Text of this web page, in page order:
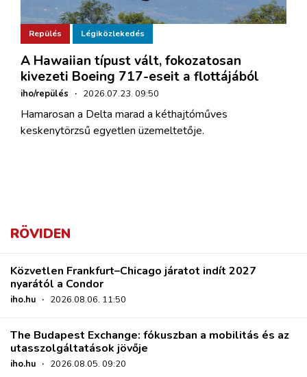
Repülés Légiközlekedés
A Hawaiian típust vált, fokozatosan
kivezeti Boeing 717-eseit a flottájából
iho/repülés · 2026.07.23. 09:50
Hamarosan a Delta marad a kéthajtóműves
keskenytörzsű egyetlen üzemeltetője.
RÖVIDEN
Közvetlen Frankfurt–Chicago járatot indít 2027
nyarától a Condor
iho.hu · 2026.08.06. 11:50
The Budapest Exchange: fókuszban a mobilitás és az
utasszolgáltatások jövője
iho.hu · 2026.08.05. 09:20